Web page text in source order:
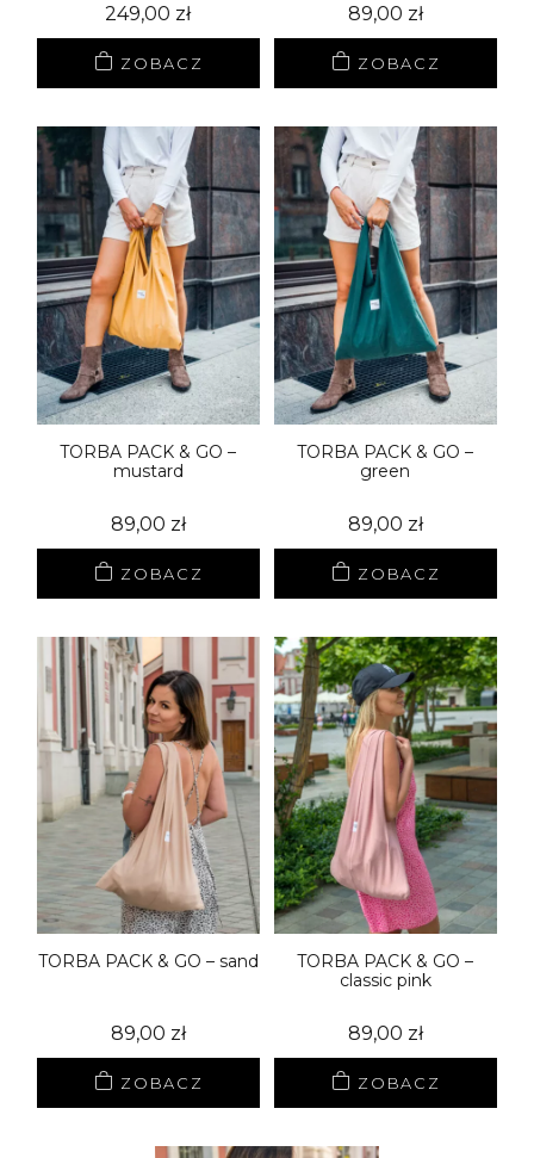
249,00 zł
ZOBACZ
89,00 zł
ZOBACZ
TORBA PACK & GO –
mustard
89,00 zł
ZOBACZ
TORBA PACK & GO –
green
89,00 zł
ZOBACZ
TORBA PACK & GO – sand
89,00 zł
ZOBACZ
TORBA PACK & GO –
classic pink
89,00 zł
ZOBACZ